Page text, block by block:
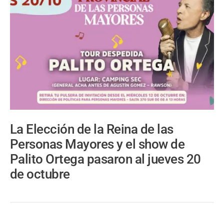
La Elección de la Reina de las
Personas Mayores y el show de
Palito Ortega pasaron al jueves 20
de octubre